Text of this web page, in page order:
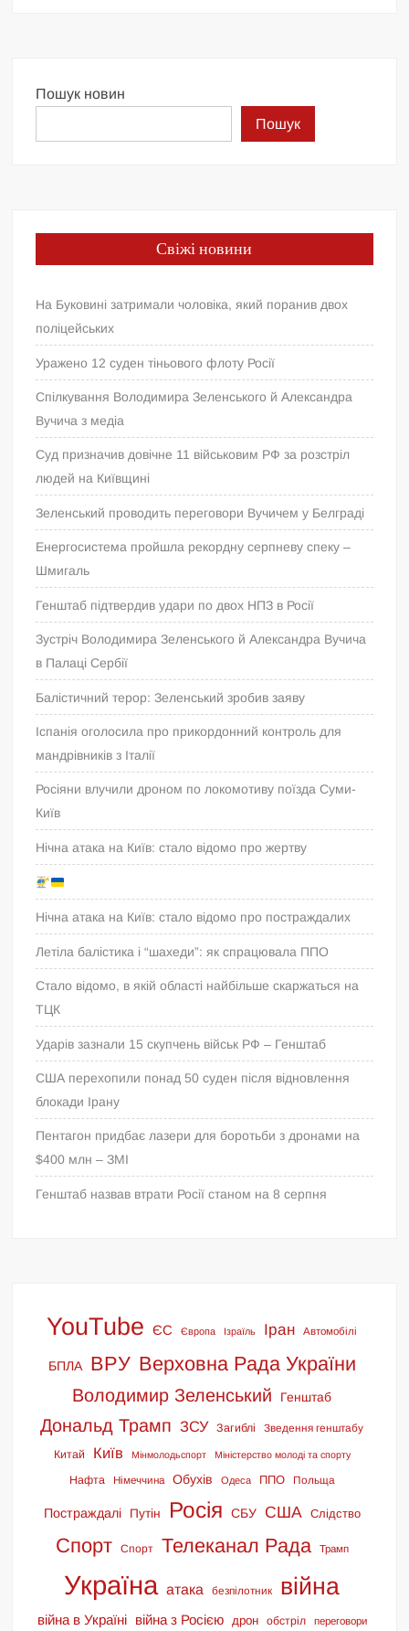
Пошук новин
Пошук
Свіжі новини
На Буковині затримали чоловіка, який поранив двох
поліцейських
Уражено 12 суден тіньового флоту Росії
Спілкування Володимира Зеленського й Александра
Вучича з медіа
Суд призначив довічне 11 військовим РФ за розстріл
людей на Київщині
Зеленський проводить переговори Вучичем у Белграді
Енергосистема пройшла рекордну серпневу спеку –
Шмигаль
Генштаб підтвердив удари по двох НПЗ в Росії
Зустріч Володимира Зеленського й Александра Вучича
в Палаці Сербії
Балістичний терор: Зеленський зробив заяву
Іспанія оголосила про прикордонний контроль для
мандрівників з Італії
Росіяни влучили дроном по локомотиву поїзда Суми-
Київ
Нічна атака на Київ: стало відомо про жертву
Нічна атака на Київ: стало відомо про постраждалих
Летіла балістика і “шахеди”: як спрацювала ППО
Стало відомо, в якій області найбільше скаржаться на
ТЦК
Ударів зазнали 15 скупчень військ РФ – Генштаб
США перехопили понад 50 суден після відновлення
блокади Ірану
Пентагон придбає лазери для боротьби з дронами на
$400 млн – ЗМІ
Генштаб назвав втрати Росії станом на 8 серпня
YouTube ЄС Європа Ізраїль Іран Автомобілі
БПЛА ВРУ Верховна Рада України
Володимир Зеленський Генштаб
Дональд Трамп ЗСУ Загиблі Зведення генштабу
Китай Київ Мінмолодьспорт Міністерство молоді та спорту
Нафта Німеччина Обухів Одеса ППО Польща
Постраждалі Путін Росія СБУ США Слідство
Спорт Спорт Телеканал Рада Трамп
Україна атака безпілотник війна
війна в Україні війна з Росією дрон обстріл переговори